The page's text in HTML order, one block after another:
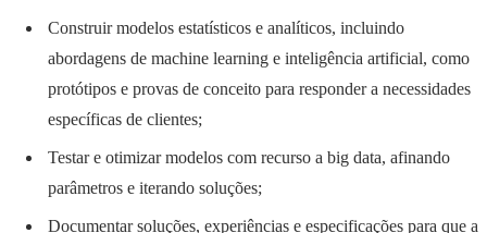
Construir modelos estatísticos e analíticos, incluindo
abordagens de machine learning e inteligência artificial, como
protótipos e provas de conceito para responder a necessidades
específicas de clientes;
Testar e otimizar modelos com recurso a big data, afinando
parâmetros e iterando soluções;
Documentar soluções, experiências e especificações para que a